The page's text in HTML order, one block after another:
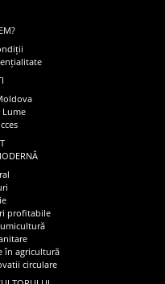
profitabile
în agricultură
circulare